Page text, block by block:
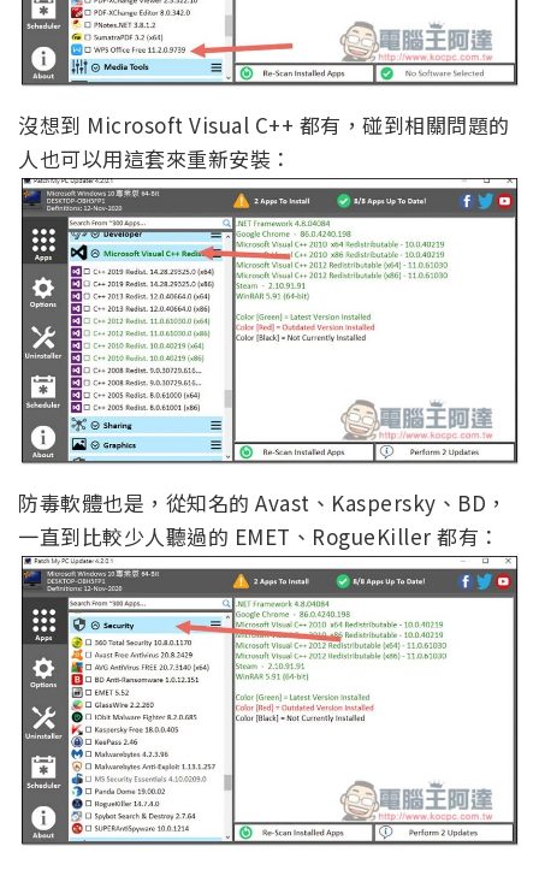
沒想到 Microsoft Visual C++ 都有，碰到相關問題的
人也可以用這套來重新安裝：
防毒軟體也是，從知名的 Avast、Kaspersky、BD，
一直到比較少人聽過的 EMET、RogueKiller 都有：